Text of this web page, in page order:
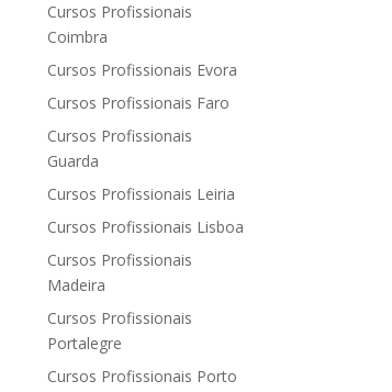
Cursos Profissionais
Coimbra
Cursos Profissionais Evora
Cursos Profissionais Faro
Cursos Profissionais
Guarda
Cursos Profissionais Leiria
Cursos Profissionais Lisboa
Cursos Profissionais
Madeira
Cursos Profissionais
Portalegre
Cursos Profissionais Porto